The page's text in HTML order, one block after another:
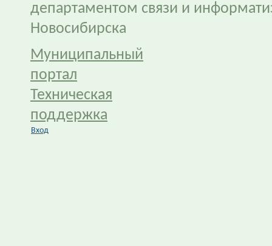
департаментом связи и
Новосибирска
Муниципальный
портал
Техническая
поддержка
Вход